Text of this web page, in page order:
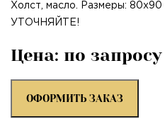
Холст, масло. Размеры:
УТОЧНЯЙТЕ!
Цена: по запросу
ОФОРМИТЬ ЗАКАЗ